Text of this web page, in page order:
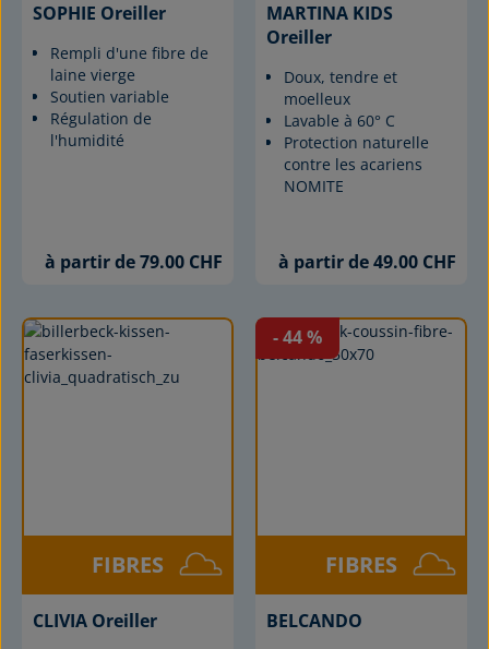
SOPHIE Oreiller
Rempli d'une fibre de
laine vierge
Soutien variable
Régulation de
l'humidité
à partir de 79.00 CHF
MARTINA KIDS
Oreiller
Doux, tendre et
moelleux
Lavable à 60° C
Protection naturelle
contre les acariens
NOMITE
à partir de 49.00 CHF
FIBRES
CLIVIA Oreiller
- 44%
FIBRES
BELCANDO